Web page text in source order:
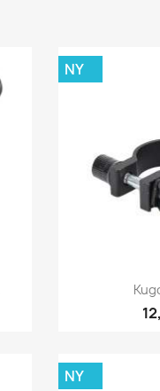

NY
NY